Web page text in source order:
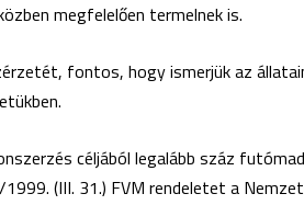
megfelelően termelnek is.
fontos, hogy ismerjük az
céljából legalább száz
(III. 31.) FVM rendeletet a